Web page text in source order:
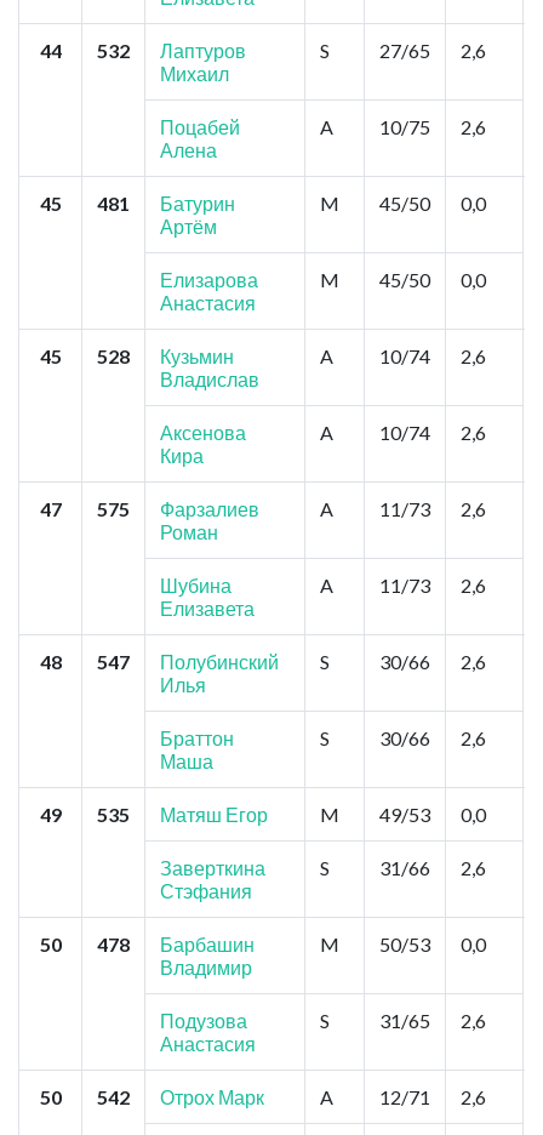
44 532
Лаптуров
Михаил
S 27/65 2,6
Поцабей
Алена
A 10/75 2,6
45 481
Батурин
Артём
M 45/50 0,0
Елизарова
Анастасия
M 45/50 0,0
45 528
Кузьмин
Владислав
A 10/74 2,6
Аксенова
Кира
A 10/74 2,6
47 575
Фарзалиев
Роман
A 11/73 2,6
Шубина
Елизавета
A 11/73 2,6
48 547
Полубинский
Илья
S 30/66 2,6
Браттон
Маша
S 30/66 2,6
49 535 Матяш Егор M 49/53 0,0
Заверткина
Стэфания
S 31/66 2,6
50 478
Барбашин
Владимир
M 50/53 0,0
Подузова
Анастасия
S 31/65 2,6
50 542 Отрох Марк A 12/71 2,6